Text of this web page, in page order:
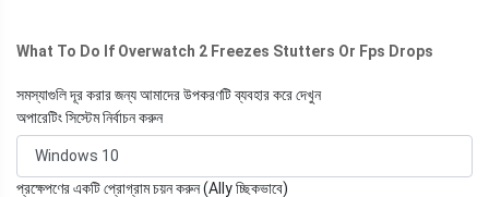
What To Do If Overwatch 2 Freezes Stutters Or Fps Drops
সমস্যাগুলি দূর করার জন্য আমাদের উপকরণটি ব্যবহার করে দেখুন
অপারেটিং সিস্টেম নির্বাচন করুন
প্রক্ষেপণের একটি প্রোগ্রাম চয়ন করুন (Ally চ্ছিকভাবে)